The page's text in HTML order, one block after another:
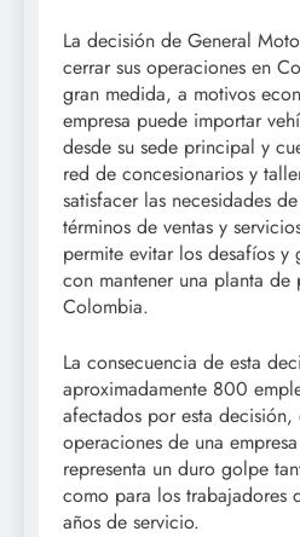
La decisión de General
cerrar sus operaciones en
gran medida, a motivos
empresa puede importar
desde su sede principal y
red de concesionarios y
satisfacer las necesidades
términos de ventas y
permite evitar los desafíos y
con mantener una planta
Colombia.
La consecuencia de esta
aproximadamente 800
afectados por esta decisión,
operaciones de una
representa un duro golpe
como para los trabajadores
años de servicio.